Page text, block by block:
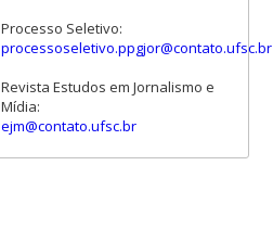
Processo Seletivo:
processoseletivo.ppgjor@contato.ufsc.br
Revista Estudos em Jornalismo e
Mídia:
ejm@contato.ufsc.br